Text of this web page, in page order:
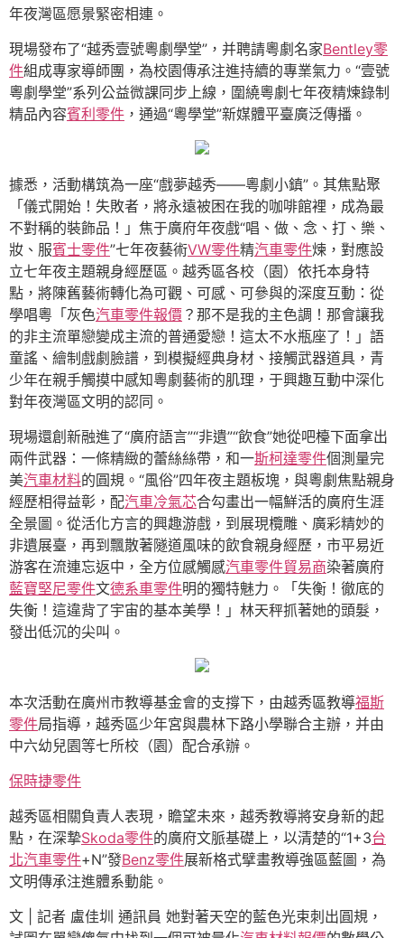
年夜灣區愿景緊密相連。
現場發布了“越秀壹號粵劇學堂”，并聘請粵劇名家Bentley零
件組成專家導師團，為校園傳承注進持續的專業氣力。“壹號
粵劇學堂”系列公益微課同步上線，圍繞粵劇七年夜精煉錄制
精品內容賓利零件 ，通過“粵學堂”新媒體平臺廣泛傳播。
據悉，活動構筑為一座“戲夢越秀——粵劇小鎮”。其焦點聚
「儀式開始！失敗者，將永遠被困在我的咖啡館裡，成為最
不對稱的裝飾品！」焦于廣府年夜戲“唱、做、念、打、樂、
妝、服賓士零件”七年夜藝術VW零件精汽車零件煉，對應設
立七年夜主題親身經歷區。越秀區各校（園）依托本身特
點，將陳舊藝術轉化為可觀、可感、可參與的深度互動：從
學唱粵「灰色汽車零件報價 ？那不是我的主色調！那會讓我
的非主流單戀變成主流的普通愛戀！這太不水瓶座了！」語
童謠、繪制戲劇臉譜，到模擬經典身材、接觸武器道具，青
少年在親手觸摸中感知粵劇藝術的肌理，于興趣互動中深化
對年夜灣區文明的認同。
現場還創新融進了“廣府語言”“非遺”“飲食”她從吧檯下面拿出
兩件武器：一條精緻的蕾絲絲帶，和一斯柯達零件個測量完
美汽車材料的圓規。“風俗”四年夜主題板塊，與粵劇焦點親身
經歷相得益彰，配汽車冷氣芯合勾畫出一幅鮮活的廣府生涯
全景圖。從活化方言的興趣游戲，到展現欖雕、廣彩精妙的
非遺展臺，再到飄散著隧道風味的飲食親身經歷，市平易近
游客在流連忘返中，全方位感觸感汽車零件貿易商染著廣府
藍寶堅尼零件文德系車零件明的獨特魅力。「失衡！徹底的
失衡！這違背了宇宙的基本美學！」林天秤抓著她的頭髮，
發出低沉的尖叫。
本次活動在廣州市教導基金會的支撐下，由越秀區教導福斯
零件局指導，越秀區少年宮與農林下路小學聯合主辦，并由
中六幼兒園等七所校（園）配合承辦。
保時捷零件
越秀區相關負責人表現，瞻望未來，越秀教導將安身新的起
點，在深摯Skoda零件的廣府文脈基礎上，以清楚的“1+3台
北汽車零件+N”發Benz零件展新格式擘畫教導強區藍圖，為
文明傳承注進體系動能。
文 | 記者 盧佳圳 通訊員 她對著天空的藍色光束刺出圓規，